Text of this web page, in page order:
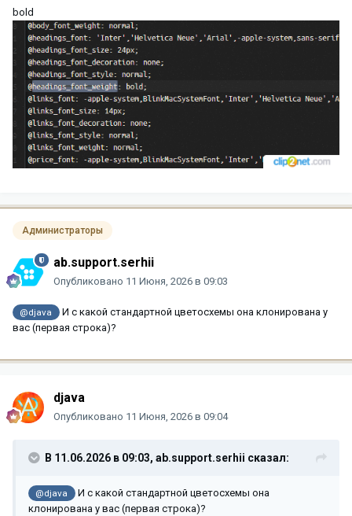
bold
Администраторы
ab.support.serhii
Опубликовано 11 Июня, 2026 в 09:03
@djava
И с какой стандартной цветосхемы она клонирована у
вас (первая строка)?
djava
Опубликовано 11 Июня, 2026 в 09:04
В 11.06.2026 в 09:03, ab.support.serhii сказал:
@djava
И с какой стандартной цветосхемы она
клонирована у вас (первая строка)?